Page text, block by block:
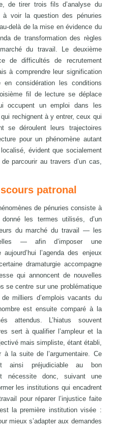
de tirer trois fils d’analyse du
à voir la question des pénuries
delà de la mise en évidence du
de transformation des règles
du travail. Le deuxième
de difficultés de recrutement
à comprendre leur signification
considération les conditions
fil de lecture se déplace
occupent un emploi dans les
rechignent à y entrer, ceux qui
déroulent leurs trajectoires
pour un phénomène autant
évident que socialement
parcourir au travers d’un cas,
patronal
de pénuries consiste à
les termes utilisés, d’un
du marché du travail — les
— afin d’imposer une
l’agenda des enjeux
dramaturgie accompagne
qui annoncent de nouvelles
se centre sur une problématique
milliers d’emplois vacants du
est ensuite comparé à la
attendus. L’hiatus souvent
sert à qualifier l’ampleur et la
mais simpliste, étant établi,
à la suite de l’argumentaire. Ce
ainsi préjudiciable au bon
nécessite donc, suivant une
les institutions qui encadrent
pour réparer l’injustice faite
la première institution visée :
mieux s’adapter aux demandes